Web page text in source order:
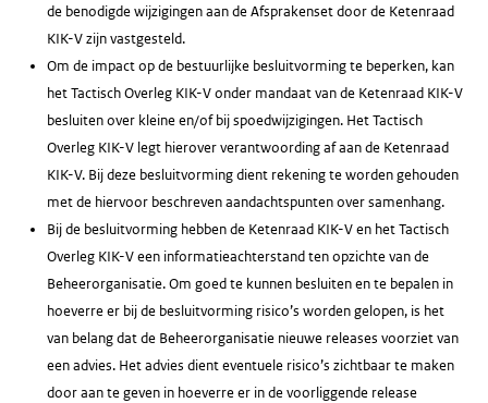
de benodigde wijzigingen aan de Afsprakenset door de Ketenraad
KIK-V zijn vastgesteld.
Om de impact op de bestuurlijke besluitvorming te beperken, kan
het Tactisch Overleg KIK-V onder mandaat van de Ketenraad KIK-V
besluiten over kleine en/of bij spoedwijzigingen. Het Tactisch
Overleg KIK-V legt hierover verantwoording af aan de Ketenraad
KIK-V. Bij deze besluitvorming dient rekening te worden gehouden
met de hiervoor beschreven aandachtspunten over samenhang.
Bij de besluitvorming hebben de Ketenraad KIK-V en het Tactisch
Overleg KIK-V een informatieachterstand ten opzichte van de
Beheerorganisatie. Om goed te kunnen besluiten en te bepalen in
hoeverre er bij de besluitvorming risico’s worden gelopen, is het
van belang dat de Beheerorganisatie nieuwe releases voorziet van
een advies. Het advies dient eventuele risico’s zichtbaar te maken
door aan te geven in hoeverre er in de voorliggende release